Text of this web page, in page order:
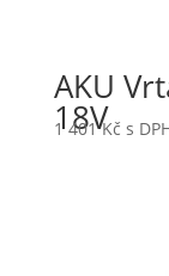
AKU
18V
1 401Kč s